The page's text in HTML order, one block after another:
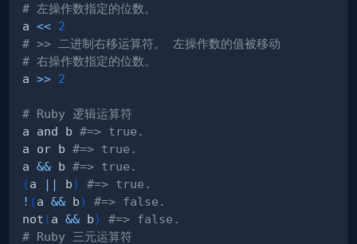
# 左操作数指定的位数。
a << 2
# >> 二进制右移运算符。 左操作数的值被移动
# 右操作数指定的位数。
a >> 2
# Ruby 逻辑运算符
a and b #=> true.
a or b #=> true.
a && b #=> true.
(a || b)
#=> true.
! (a && b)
#=> false.
not (a && b)
#=> false.
# Ruby 三元运算符